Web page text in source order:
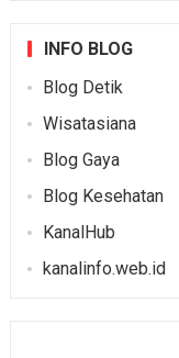
INFO BLOG
Blog Detik
Wisatasiana
Blog Gaya
Blog Kesehatan
KanalHub
kanalinfo.web.id